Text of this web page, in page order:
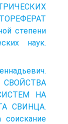
степени
наук.
НА
СВИНЦА.